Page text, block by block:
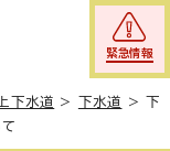
緊急情報
上下水道 > 下水道 >下